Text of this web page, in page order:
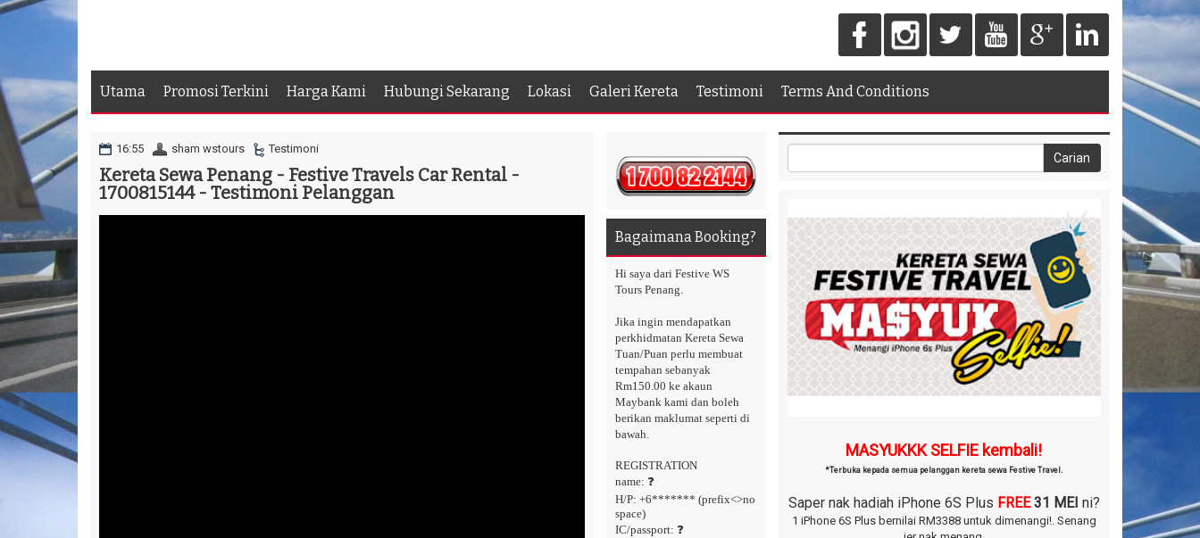
Utama Promosi Terkini Harga Kami Hubungi Sekarang Lokasi Galeri Kereta Testimoni Terms And Conditions
16:55 sham wstours Testimoni
Kereta Sewa Penang - Festive Travels Car Rental -
1700815144 - Testimoni Pelanggan
Bagaimana Booking?
Hi saya dari Festive WS
Tours Penang.
Jika ingin mendapatkan
perkhidmatan Kereta Sewa
Tuan/Puan perlu membuat
tempahan sebanyak
Rm150.00 ke akaun
Maybank kami dan boleh
berikan maklumat seperti di
bawah.
REGISTRATION
name: ❓
H/P: +6******* (prefix<>no
space)
IC/passport: ❓
MASYUKKK SELFIE kembali!
*Terbuka kepada semua pelanggan kereta sewa Festive Travel.
Saper nak hadiah iPhone 6S Plus FREE 31 MEI ni?
1 iPhone 6S Plus bernilai RM3388 untuk dimenangi!. Senang